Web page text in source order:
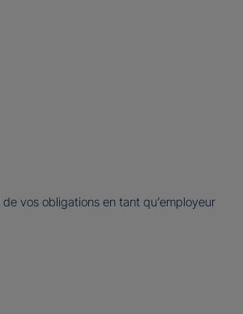
vos obligations en tant qu’employeur